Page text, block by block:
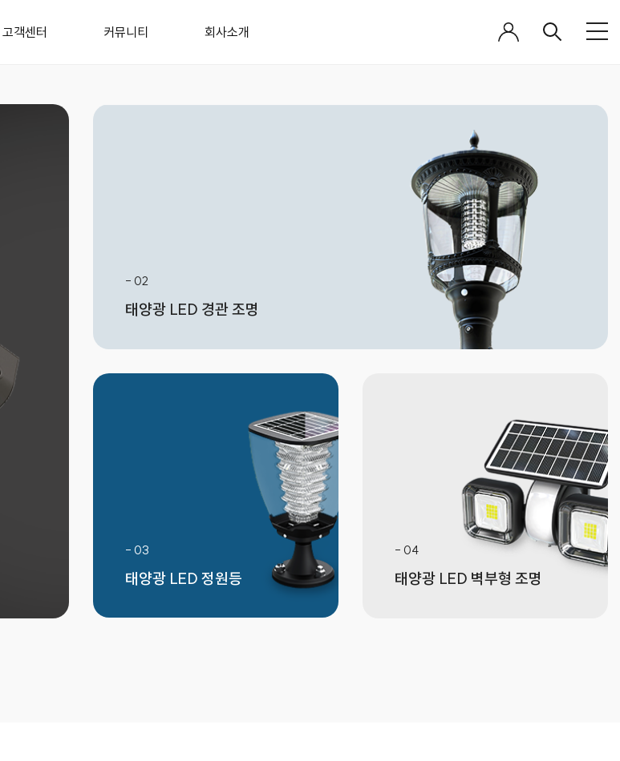
고객센터 커뮤니티 회사소개
- 02
태양광 LED 경관 조명
- 03
태양광 LED 정원등
- 04
태양광 LED 벽부형 조명